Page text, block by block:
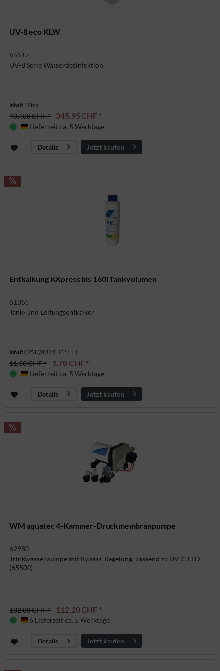
UV-8 eco KLW
65517
UV-8 Serie Wasserdesinfektion
Inhalt 1 Stck.
407,00 CHF * 345,95 CHF *
Deutschland
Lieferzeit ca. 5 Werktage
Details Jetzt kaufen
Entkalkung KXpress bis 160l Tankvolumen
61355
Tank- und Leitungsentkalker
Inhalt0.25 l (39,12 CHF * / 1 l)
11,50 CHF * 9,78 CHF *
Deutschland
Lieferzeit ca. 5 Werktage
Details Jetzt kaufen
WM aquatec 4-Kammer-Druckmembranpumpe
62980
Trinkwasserpumpe mit Bypass-Regelung, passend zu UV-C LED
(65500)
132,00 CHF * 112,20 CHF *
Deutschland
6 Lieferzeit ca. 5 Werktage
Details Jetzt kaufen